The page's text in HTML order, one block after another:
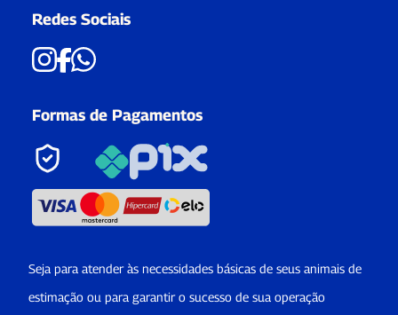
Redes Sociais
Formas de Pagamentos
Seja para atender às necessidades básicas de seus animais de
estimação ou para garantir o sucesso de sua operação